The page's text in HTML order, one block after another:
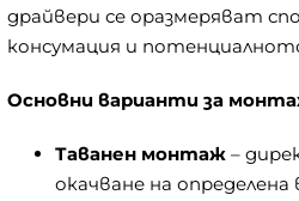
драйвери се оразмеряват
консумация и
Основни варианти за
Таванен монтаж –
окачване на определена